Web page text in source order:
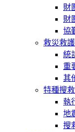
財
財
協
救災救
統
重
其
特種搜
執
地
搜